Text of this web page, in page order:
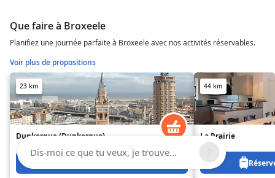
Que faire à Broxeele
Planifiez une journée parfaite à Broxeele avec nos activités réservables.
Voir plus de propositions
23 km
Dunkerque (Dunkerque)
44 km
La Prairie
Dis-moi ce que tu veux, je trouve...